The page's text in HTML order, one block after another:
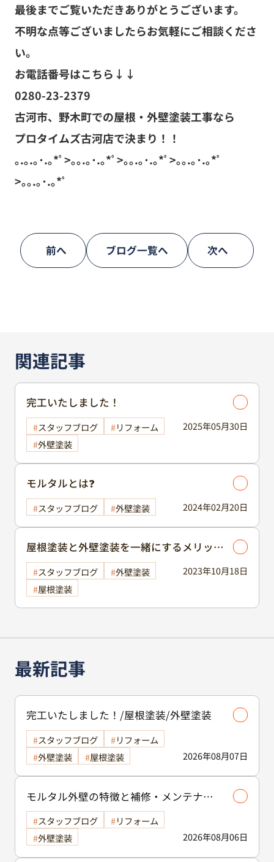
最後までご覧いただきありがとうございます。
不明な点等ございましたらお気軽にご相談くださ
い。
お電話番号はこちら↓↓
0280-23-2379
古河市、野木町での屋根・外壁塗装工事なら
プロタイムズ古河店で決まり！！
｡.｡.｡･.｡*ﾟ>｡｡.｡･.｡*ﾟ>｡｡.｡･.｡*ﾟ>｡｡.｡･.｡*ﾟ
>｡｡.｡･.｡*ﾟ
前へ ブログ一覧へ 次へ
最新記事
完工いたしました！/屋根塗装/外壁塗装
2026年08月07日
スタッフブログ
リフォーム
外壁塗装
屋根塗装
モルタル外壁の特徴と補修・メンテナン
ス方法を徹底解説！/外壁塗装
2026年08月06日
スタッフブログ
リフォーム
外壁塗装
関連記事
2025年05月30日
完工いたしました！
スタッフブログ
リフォーム
外壁塗装
2024年02月20日
モルタルとは❓
スタッフブログ 外壁塗装
2023年10月18日
屋根塗装と外壁塗装を一緒にするメリット
等✨
スタッフブログ
外壁塗装
屋根塗装